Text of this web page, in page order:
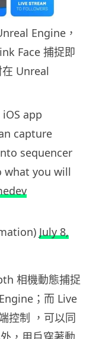
Engine，
Face 捕捉即
Unreal
app
capture
sequencer
what you will
July 8,
相機動態捕捉
；而 Live
控制 ，可以同